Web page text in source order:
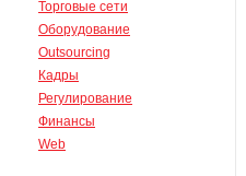
Торговые сети
Оборудование
Outsourcing
Кадры
Регулирование
Финансы
Web